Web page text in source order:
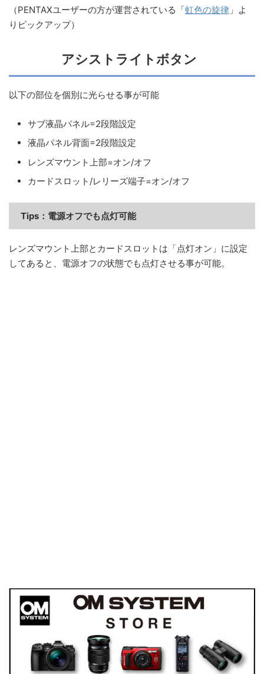
（PENTAXユーザーの方が運営されている「虹色の旋律 」よ
りピックアップ）
アシストライトボタン
以下の部位を個別に光らせる事が可能
サブ液晶パネル=2段階設定
液晶パネル背面=2段階設定
レンズマウント上部=オン/オフ
カードスロット/レリーズ端子=オン/オフ
Tips： 電源オフでも点灯可能
レンズマウント上部とカードスロットは「点灯オン」に設定
してあると、電源オフの状態でも点灯させる事が可能。